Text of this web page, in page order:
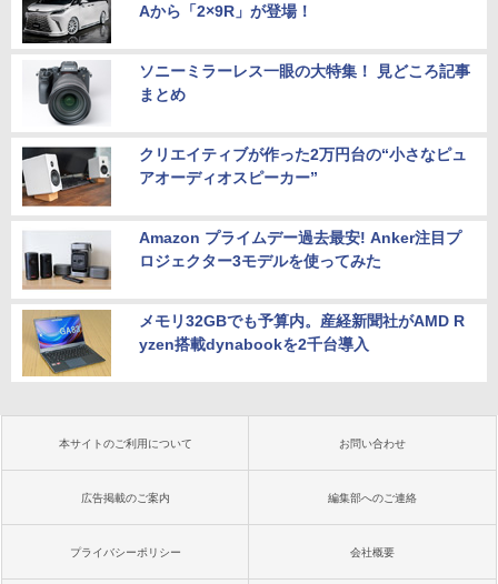
Aから「2×9R」が登場！
ソニーミラーレス一眼の大特集！ 見どころ記事
まとめ
クリエイティブが作った2万円台の“小さなピュ
アオーディオスピーカー”
Amazon プライムデー過去最安! Anker注目プ
ロジェクター3モデルを使ってみた
メモリ32GBでも予算内。産経新聞社がAMD R
yzen搭載dynabookを2千台導入
本サイトのご利用について お問い合わせ
広告掲載のご案内 編集部へのご連絡
プライバシーポリシー 会社概要